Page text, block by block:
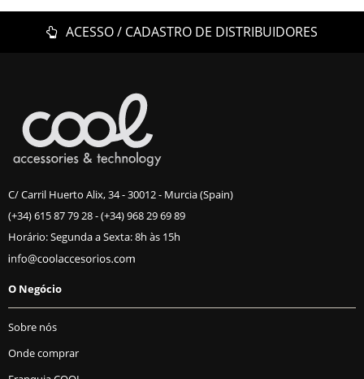
ACESSO / CADASTRO DE DISTRIBUIDORES
C/ Carril Huerto Alix, 34 - 30012 - Murcia (Spain)
(+34) 615 87 79 28-(+34) 968 29 69 89
Horário: Segunda a Sexta: 8h às 15h
O Negócio
Sobre nós
Onde comprar